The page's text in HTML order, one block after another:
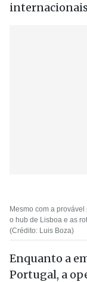
Mesmo com a
o hub de Lisboa e as
(Crédito: Luis Boza)
Enquanto a
Portugal, a